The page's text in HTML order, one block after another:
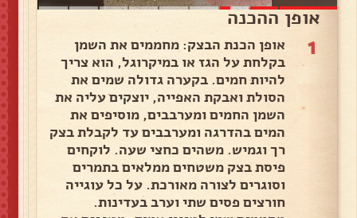
אופן ההכנה
1
אופן הכנת הבצק: מחממים את השמן
בקלחת על הגז או במיקרוגל, הוא צריך
להיות חמים. בקערה גדולה שמים את
הסולת ואבקת האפייה, יוצקים עליה את
השמן החמים ומערבבים, מוסיפים את
המים בהדרגה ומערבבים עד לקבלת בצק
רך וגמיש. משהים כחצי שעה. לוקחים
פיסת בצק משטחים ממלאים בתמרים
וסוגרים לצורה מאורכת. על כל עוגייה
חורצים פסים שתי וערב בעדינות.